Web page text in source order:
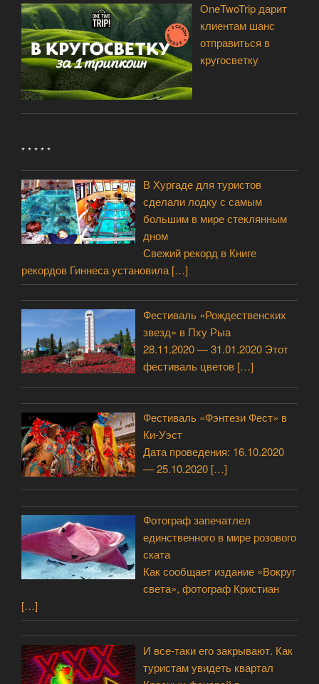
OneTwoTrip дарит
клиентам шанс
отправиться в
кругосветку
* * * * *
В Хургаде для туристов
сделали лодку с самым
большим в мире стеклянным
дном
Свежий рекорд в Книге
рекордов Гиннеса установила[…]
Фестиваль «Рождественских
звезд» в Пху Рыа
28.11.2020 — 31.01.2020 Этот
фестиваль цветов […]
Фестиваль «Фэнтези Фест» в
Ки-Уэст
Дата проведения: 16.10.2020
— 25.10.2020 […]
Фотограф запечатлел
единственного в мире розового
ската
Как сообщает издание «Вокруг
света», фотограф Кристиан
[…]
И все-таки его закрывают. Как
туристам увидеть квартал